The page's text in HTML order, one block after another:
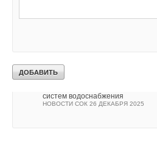
НОВОСТИ СОК 27 ЯНВАРЯ 2026
Wilo-W-Lift с двумя насосами
НОВОСТИ СОК 19 ЯНВАРЯ 2026
систем водоснабжения
НОВОСТИ СОК 26 ДЕКАБРЯ 2025